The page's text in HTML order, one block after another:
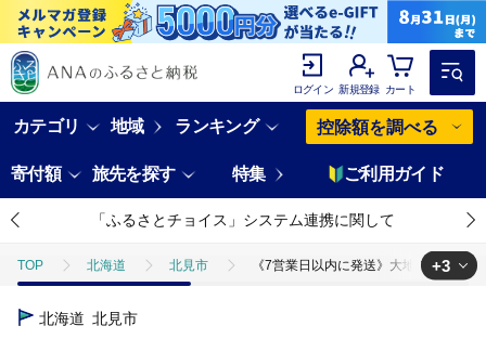
ログイン 新規登録 カート
カテゴリ 地域 ランキング 控除額を調べる
寄付額 旅先を探す 特集 ご利用ガイド
「ふるさとチョイス」システム連携に関して
TOP 北海道 北見市 《7営業日以内に発送》大地の恵み北
TOP
+3
北海道 北見市